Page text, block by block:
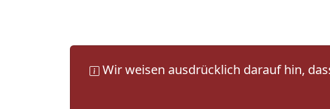
Wir weisen ausdrücklich darauf hin,